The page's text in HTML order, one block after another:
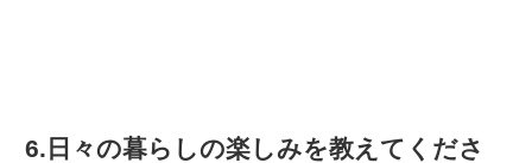
6.日々の暮らしの楽しみを教えてくださ